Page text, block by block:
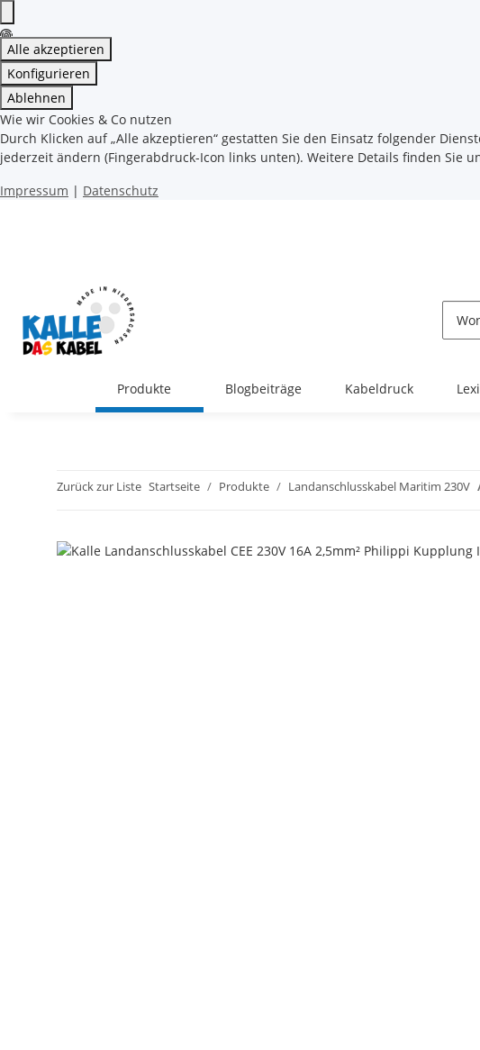
Alle akzeptieren
Konfigurieren
Ablehnen
Wie wir Cookies & Co nutzen
Durch Klicken auf „Alle akzeptieren“ gestatten Sie den Einsatz folgender
jederzeit ändern (Fingerabdruck-Icon links unten). Weitere Details finden Sie
Impressum | Datenschutz
Produkte Blogbeiträge Kabeldruck
Zurück zur Liste Startseite Produkte Landanschlusskabel Maritim 230V